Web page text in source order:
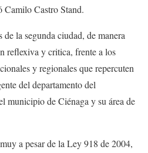
Camilo Castro Stand.
la segunda ciudad, de manera
reflexiva y critica, frente a los
y regionales que repercuten
del departamento del
municipio de Ciénaga y su área de
a pesar de la Ley 918 de 2004,